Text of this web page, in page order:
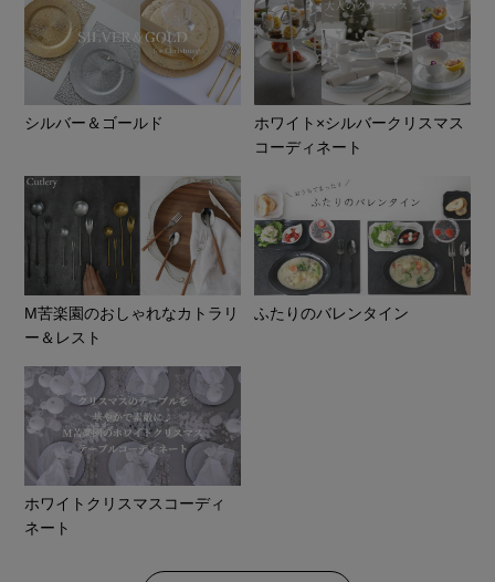
シルバー＆ゴールド
ホワイト×シルバークリスマス
コーディネート
M苦楽園のおしゃれなカトラリ
ー＆レスト
ふたりのバレンタイン
ホワイトクリスマスコーディ
ネート